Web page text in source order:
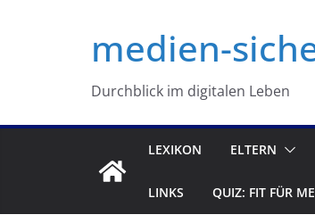
medien-
Durchblick im digitalen Leben
LEXIKON ELTERN
LINKS QUIZ: FIT FÜR